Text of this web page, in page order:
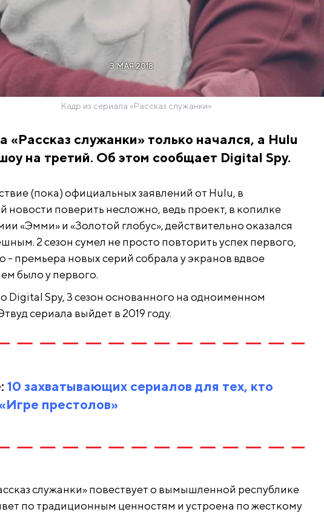
3 МАЯ 2018
Кадр из сериала «Рассказ служанки»
«Рассказ служанки» только начался, а Hulu
на третий. Об этом сообщает Digital Spy.
(пока) официальных заявлений от Hulu, в
новости поверить несложно, ведь проект, в копилке
«Эмми» и «Золотой глобус», действительно оказался
2 сезон сумел не просто повторить успех первого,
- премьера новых серий собрала у экранов вдвое
было у первого.
Digital Spy, 3 сезон основанного на одноименном
сериала выйдет в 2019 году.
10 захватывающих сериалов для тех, кто
престолов»
служанки» повествует о вымышленной республике
по традиционным ценностям и устроена по жесткому